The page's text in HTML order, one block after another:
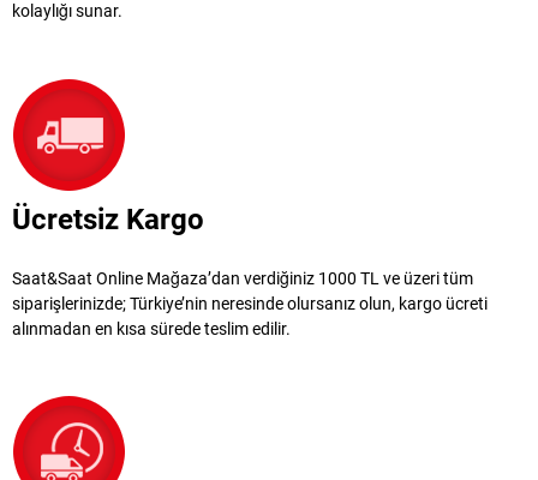
kolaylığı sunar.
Ücretsiz Kargo
Saat&Saat Online Mağaza’dan verdiğiniz 1000 TL ve üzeri tüm
siparişlerinizde; Türkiye’nin neresinde olursanız olun, kargo ücreti
alınmadan en kısa sürede teslim edilir.